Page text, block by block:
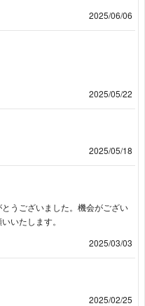
2025/06/06
2025/05/22
2025/05/18
うございました。機会がござい
いたします。
2025/03/03
2025/02/25